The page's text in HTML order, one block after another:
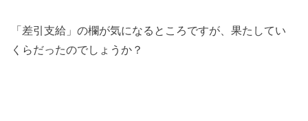
「差引支給」の欄が気になるところですが、果たしてい
くらだったのでしょうか？